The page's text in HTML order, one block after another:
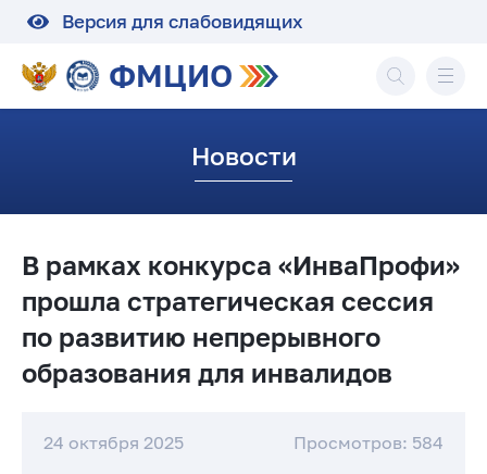
Версия для слабовидящих
ФМЦИО
Новости
В рамках конкурса «ИнваПрофи»
прошла стратегическая сессия
по развитию непрерывного
образования для инвалидов
24 октября 2025 Просмотров: 584